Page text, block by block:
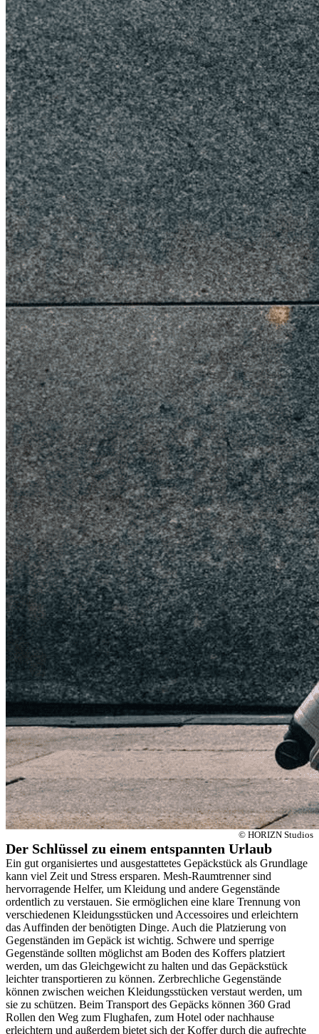
© HORIZN Studios
Der Schlüssel zu einem entspannten Urlaub
Ein gut organisiertes und ausgestattetes Gepäckstück als Grundlage
kann viel Zeit und Stress ersparen. Mesh-Raumtrenner sind
hervorragende Helfer, um Kleidung und andere Gegenstände
ordentlich zu verstauen. Sie ermöglichen eine klare Trennung von
verschiedenen Kleidungsstücken und Accessoires und erleichtern
das Auffinden der benötigten Dinge. Auch die Platzierung von
Gegenständen im Gepäck ist wichtig. Schwere und sperrige
Gegenstände sollten möglichst am Boden des Koffers platziert
werden, um das Gleichgewicht zu halten und das Gepäckstück
leichter transportieren zu können. Zerbrechliche Gegenstände
können zwischen weichen Kleidungsstücken verstaut werden, um
sie zu schützen. Beim Transport des Gepäcks können 360 Grad
Rollen den Weg zum Flughafen, zum Hotel oder nachhause
erleichtern und außerdem bietet sich der Koffer durch die aufrechte